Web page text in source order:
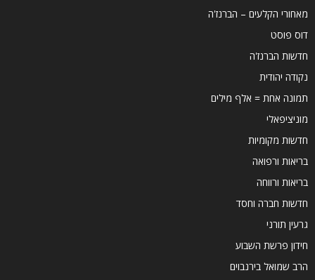
מאחורי הקלעים – הברנז'ה
דוס פוסט
חדשות הברנז'ה
נקודה יהודית
תמונה אחת = אלף מילים
מוניציפאלי
חדשות מקומיות
בריאות ורפואה
בריאות ורווחה
חדשות חברה וחסד
גרעין תורני
חידון פרשת השבוע
הרב שמואל בירנבוים